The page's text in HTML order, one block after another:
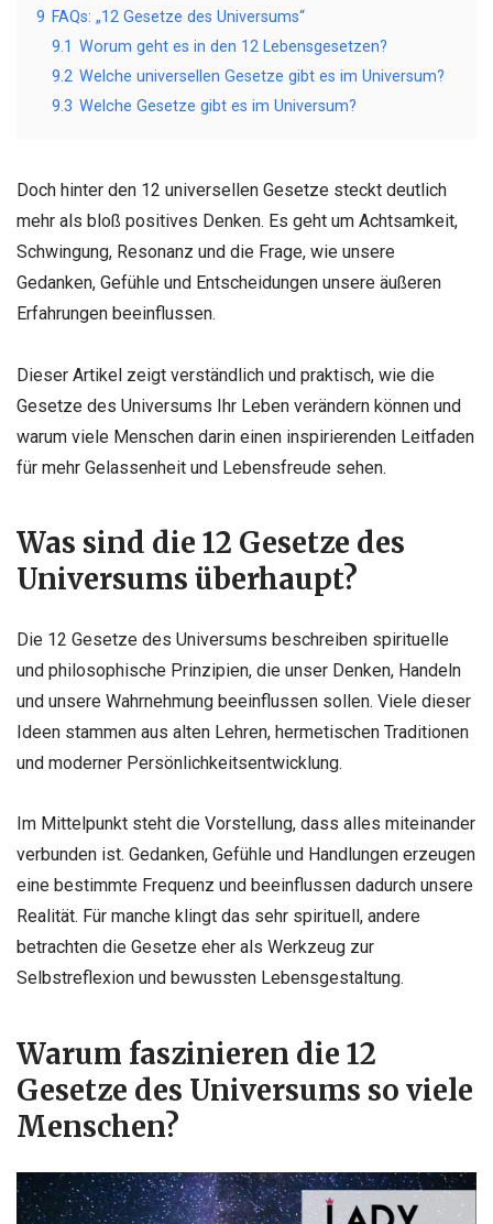
9 FAQs: „12 Gesetze des Universums“
9.1 Worum geht es in den 12 Lebensgesetzen?
9.2 Welche universellen Gesetze gibt es im Universum?
9.3 Welche Gesetze gibt es im Universum?
Doch hinter den 12 universellen Gesetze steckt deutlich
mehr als bloß positives Denken. Es geht um Achtsamkeit,
Schwingung, Resonanz und die Frage, wie unsere
Gedanken, Gefühle und Entscheidungen unsere äußeren
Erfahrungen beeinflussen.
Dieser Artikel zeigt verständlich und praktisch, wie die
Gesetze des Universums Ihr Leben verändern können und
warum viele Menschen darin einen inspirierenden Leitfaden
für mehr Gelassenheit und Lebensfreude sehen.
Was sind die 12 Gesetze des
Universums überhaupt?
Die 12 Gesetze des Universums beschreiben spirituelle
und philosophische Prinzipien, die unser Denken, Handeln
und unsere Wahrnehmung beeinflussen sollen. Viele dieser
Ideen stammen aus alten Lehren, hermetischen Traditionen
und moderner Persönlichkeitsentwicklung.
Im Mittelpunkt steht die Vorstellung, dass alles miteinander
verbunden ist. Gedanken, Gefühle und Handlungen erzeugen
eine bestimmte Frequenz und beeinflussen dadurch unsere
Realität. Für manche klingt das sehr spirituell, andere
betrachten die Gesetze eher als Werkzeug zur
Selbstreflexion und bewussten Lebensgestaltung.
Warum faszinieren die 12
Gesetze des Universums so viele
Menschen?